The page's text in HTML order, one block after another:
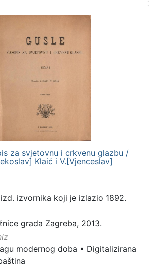
za svjetovnu i crkvenu glazbu /
Klaić i V.[Vjenceslav]
izvornika koji je izlazio 1892.
grada Zagreba, 2013.
modernog doba • Digitalizirana